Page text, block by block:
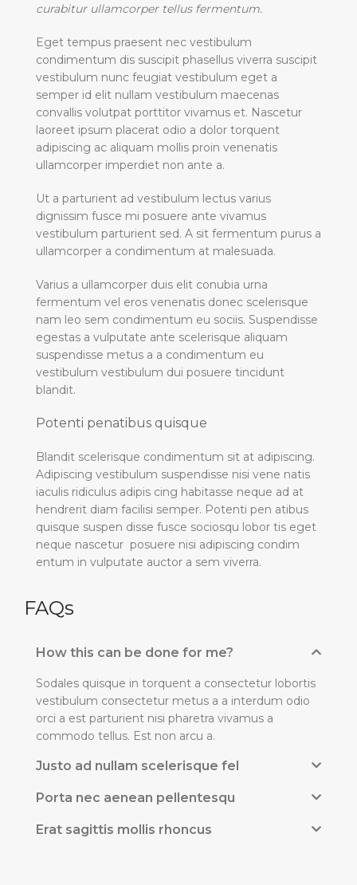
curabitur ullamcorper tellus fermentum.
Eget tempus praesent nec vestibulum
condimentum dis suscipit phasellus viverra suscipit
vestibulum nunc feugiat vestibulum eget a
semper id elit nullam vestibulum maecenas
convallis volutpat porttitor vivamus et. Nascetur
laoreet ipsum placerat odio a dolor torquent
adipiscing ac aliquam mollis proin venenatis
ullamcorper imperdiet non ante a.
Ut a parturient ad vestibulum lectus varius
dignissim fusce mi posuere ante vivamus
vestibulum parturient sed. A sit fermentum purus a
ullamcorper a condimentum at malesuada.
Varius a ullamcorper duis elit conubia urna
fermentum vel eros venenatis donec scelerisque
nam leo sem condimentum eu sociis. Suspendisse
egestas a vulputate ante scelerisque aliquam
suspendisse metus a a condimentum eu
vestibulum vestibulum dui posuere tincidunt
blandit.
Potenti penatibus quisque
Blandit scelerisque condimentum sit at adipiscing.
Adipiscing vestibulum suspendisse nisi vene natis
iaculis ridiculus adipis cing habitasse neque ad at
hendrerit diam facilisi semper. Potenti pen atibus
quisque suspen disse fusce sociosqu lobor tis eget
neque nascetur posuere nisi adipiscing condim
entum in vulputate auctor a sem viverra.
FAQs
How this can be done for me?
Sodales quisque in torquent a consectetur lobortis
vestibulum consectetur metus a a interdum odio
orci a est parturient nisi pharetra vivamus a
commodo tellus. Est non arcu a.
Justo ad nullam scelerisque fel
Porta nec aenean pellentesqu
Erat sagittis mollis rhoncus